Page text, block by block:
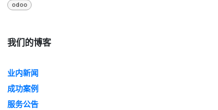
odoo
我们的博客
业内新闻
成功案例
服务公告